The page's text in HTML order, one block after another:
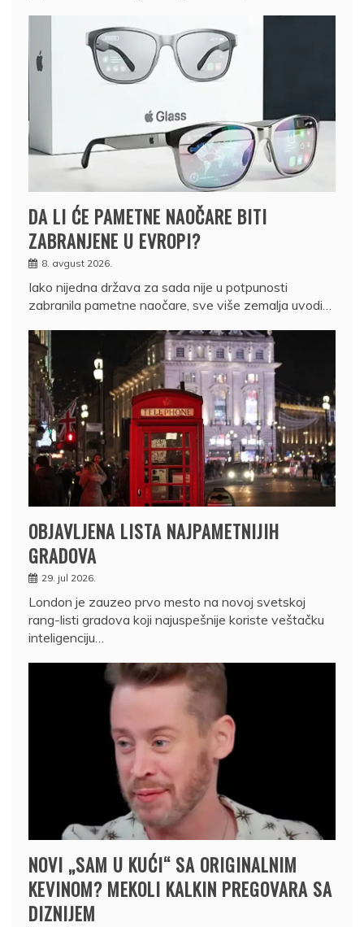
DA LI ĆE PAMETNE NAOČARE BITI
ZABRANJENE U EVROPI?
8. avgust 2026.
Iako nijedna država za sada nije u potpunosti
zabranila pametne naočare, sve više zemalja uvodi…
OBJAVLJENA LISTA NAJPAMETNIJIH
GRADOVA
29. jul 2026.
London je zauzeo prvo mesto na novoj svetskoj
rang-listi gradova koji najuspešnije koriste veštačku
inteligenciju…
NOVI „SAM U KUĆI“ SA ORIGINALNIM
KEVINOM? MEKOLI KALKIN PREGOVARA SA
DIZNIJEM